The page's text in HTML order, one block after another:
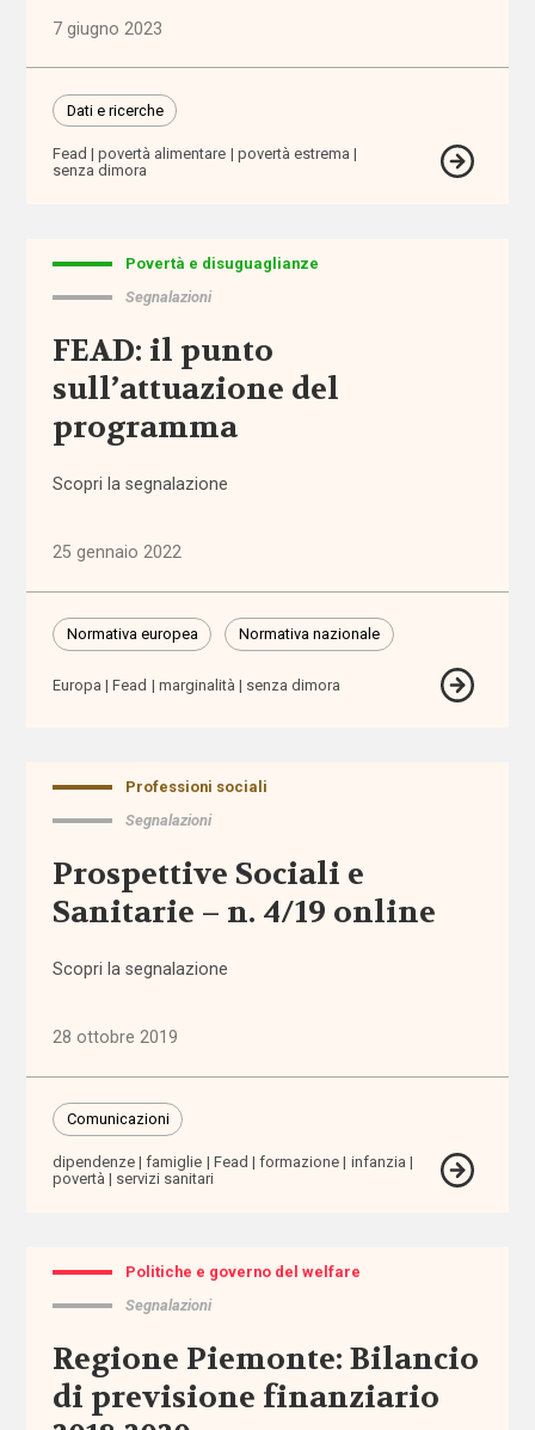
Professioni
sociali
(344)
Terzo
Sezioni
Comunicazioni
ricerche
Esperienze
Eventi
I seminari
Normativa
europea
Normativa
nazionale
Normativa
di
vista
Rassegna
normativa
promotori
Tutti
i tag
7 giugno 2023
Dati e ricerche
Fead povertà alimentare
povertà estrema
senza dimora
Povertà e disuguaglianze
Segnalazioni
FEAD: il punto
sull’attuazione del
programma
Scopri la segnalazione
25 gennaio 2022
Normativa europea Normativa nazionale
Europa Fead marginalità senza dimora
Professioni sociali
Segnalazioni
Prospettive Sociali e
Sanitarie – n. 4/19 online
Scopri la segnalazione
28 ottobre 2019
Comunicazioni
dipendenze famiglie Fead formazione
infanzia
povertà
servizi sanitari
Politiche e governo del welfare
Segnalazioni
Regione Piemonte: Bilancio
di previsione finanziario